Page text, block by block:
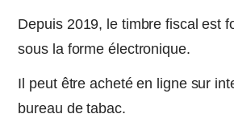
Depuis 2019, le timbre fiscal est
sous la forme électronique.
Il peut être acheté en ligne sur
bureau de tabac.